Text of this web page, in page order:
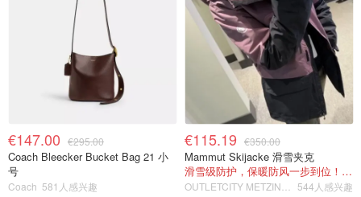
€147.00 €295.00
Coach Bleecker Bucket Bag 21 小
号
Coach 581人感兴趣
€115.19 €350.00
Mammut Skijacke 滑雪夹克
滑雪级防护，保暖防风一步到位！仅剩s！
544人感兴趣